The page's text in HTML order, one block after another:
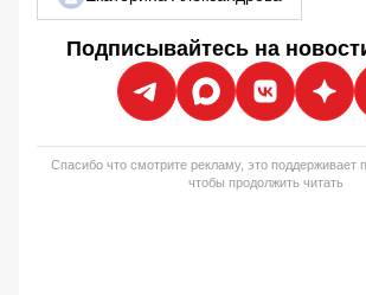
Подписывайтесь на
Спасибо что смотрите рекламу, это поддерживает
чтобы продолжить читать